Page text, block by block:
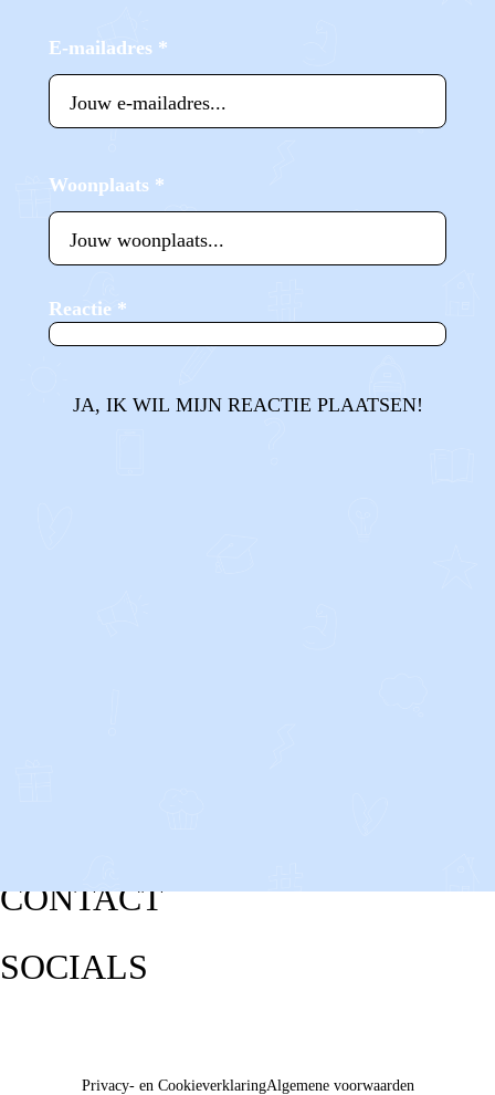
E-mailadres *
Woonplaats *
Reactie *
JA, IK WIL MIJN REACTIE PLAATSEN!
CONTACT
SOCIALS
Privacy- en CookieverklaringAlgemene voorwaarden